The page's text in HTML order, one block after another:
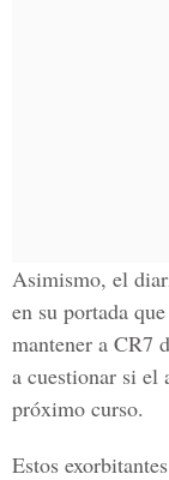
Asimismo, el
en su portada
mantener a CR7
a cuestionar si el
próximo curso.
Estos